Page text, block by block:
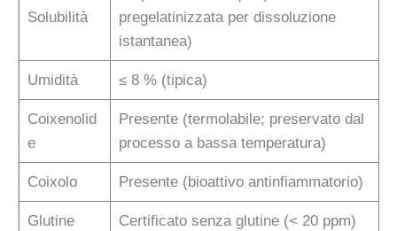
Solubilità
pregelatinizzata per dissoluzione
istantanea)
Umidità ≤ 8 % (tipica)
Coixenolid
e
Presente (termolabile; preservato dal
processo a bassa temperatura)
Coixolo Presente (bioattivo antinfiammatorio)
Glutine Certificato senza glutine (< 20 ppm)